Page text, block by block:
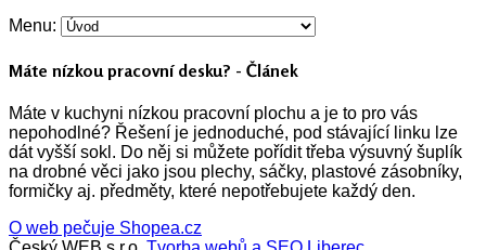
Menu:
Máte nízkou pracovní desku? - Článek
Máte v kuchyni nízkou pracovní plochu a je to pro vás
nepohodlné? Řešení je jednoduché, pod stávající linku lze
dát vyšší sokl. Do něj si můžete pořídit třeba výsuvný šuplík
na drobné věci jako jsou plechy, sáčky, plastové zásobníky,
formičky aj. předměty, které nepotřebujete každý den.
O web pečuje Shopea.cz